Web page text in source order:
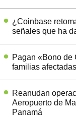
¿Coinbase
señales que ha
Pagan «Bono de
familias
Reanudan
Aeropuerto de
Panamá